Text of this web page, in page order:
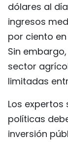
dólares al
ingresos
por ciento
Sin
sector
limitadas
Los
políticas
inversión